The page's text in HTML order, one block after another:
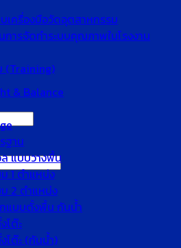
เครื่องมือวัดอุตสาหกรรม
การจัดทำระบบคุณภาพในโรงงาน
(Training)
& Balance
ฐาน
แบบวางพื้น
1 ตำแหน่ง
2 ตำแหน่ง
แบบตั้งพื้น กันน้ำ
โต๊ะ
โต๊ะ (กันน้ำ)